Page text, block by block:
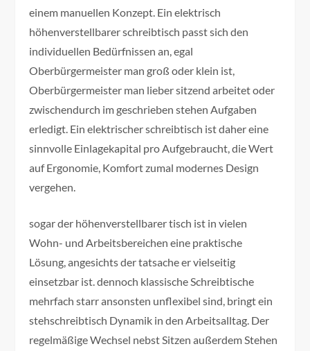
einem manuellen Konzept. Ein elektrisch
höhenverstellbarer schreibtisch passt sich den
individuellen Bedürfnissen an, egal
Oberbürgermeister man groß oder klein ist,
Oberbürgermeister man lieber sitzend arbeitet oder
zwischendurch im geschrieben stehen Aufgaben
erledigt. Ein elektrischer schreibtisch ist daher eine
sinnvolle Einlagekapital pro Aufgebraucht, die Wert
auf Ergonomie, Komfort zumal modernes Design
vergehen.
sogar der höhenverstellbarer tisch ist in vielen
Wohn- und Arbeitsbereichen eine praktische
Lösung, angesichts der tatsache er vielseitig
einsetzbar ist. dennoch klassische Schreibtische
mehrfach starr ansonsten unflexibel sind, bringt ein
stehschreibtisch Dynamik in den Arbeitsalltag. Der
regelmäßige Wechsel nebst Sitzen außerdem Stehen